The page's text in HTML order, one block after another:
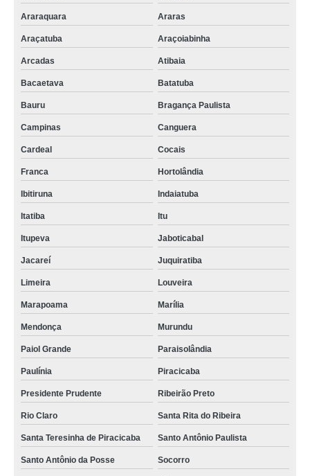
Araraquara Araras
Araçatuba Araçoiabinha
Arcadas Atibaia
Bacaetava Batatuba
Bauru Bragança Paulista
Campinas Canguera
Cardeal Cocais
Franca Hortolândia
Ibitiruna Indaiatuba
Itatiba Itu
Itupeva Jaboticabal
Jacareí Juquiratiba
Limeira Louveira
Marapoama Marília
Mendonça Murundu
Paiol Grande Paraisolândia
Paulínia Piracicaba
Presidente Prudente Ribeirão Preto
Rio Claro Santa Rita do Ribeira
Santa Teresinha de Piracicaba Santo Antônio Paulista
Santo Antônio da Posse Socorro